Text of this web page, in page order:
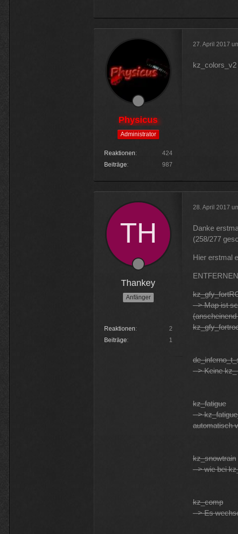
Physicus
Administrator
Reaktionen
424
Beiträge
987
27. April 2017
Thankey
Anfänger
Reaktionen
2
Beiträge
1
28. April 2017
Danke
(258/277
Hier erstmal
--> Map ist
--> Keine
kz_fatigue
-->
automatisch
kz_snowtrain
--> wie bei
kz_comp
--> Es